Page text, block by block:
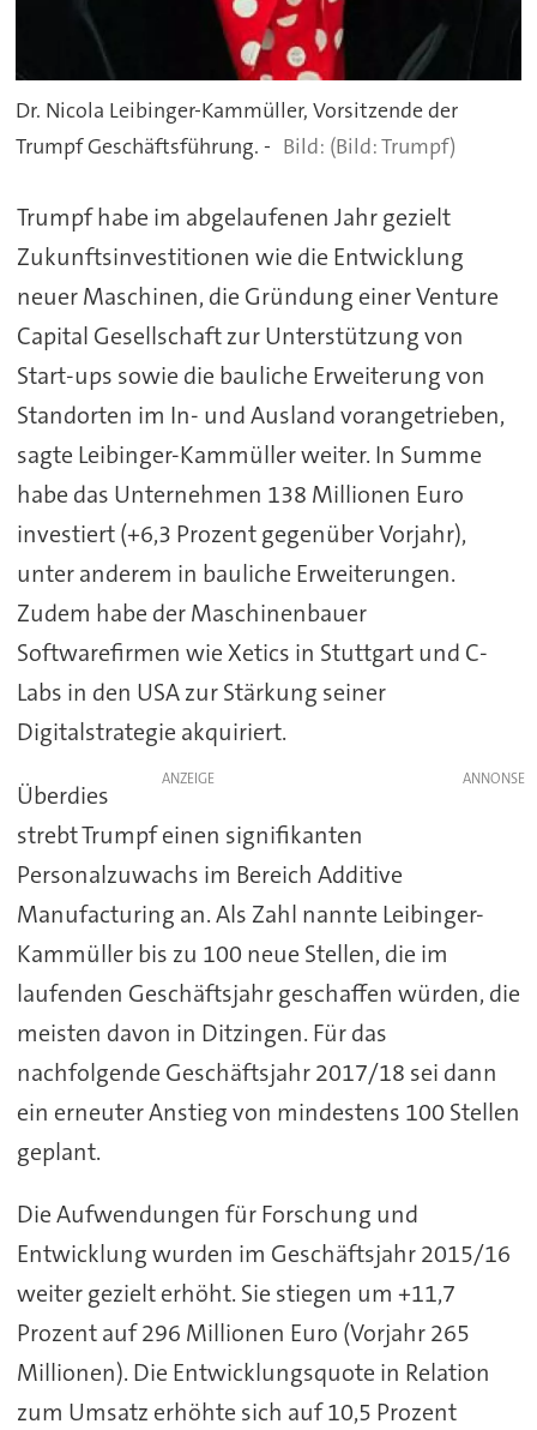
Dr. Nicola Leibinger-Kammüller, Vorsitzende der
Trumpf Geschäftsführung. -
(Bild: Trumpf)
Trumpf habe im abgelaufenen Jahr gezielt
Zukunftsinvestitionen wie die Entwicklung
neuer Maschinen, die Gründung einer Venture
Capital Gesellschaft zur Unterstützung von
Start-ups sowie die bauliche Erweiterung von
Standorten im In- und Ausland vorangetrieben,
sagte Leibinger-Kammüller weiter. In Summe
habe das Unternehmen 138 Millionen Euro
investiert (+6,3 Prozent gegenüber Vorjahr),
unter anderem in bauliche Erweiterungen.
Zudem habe der Maschinenbauer
Softwarefirmen wie Xetics in Stuttgart und C-
Labs in den USA zur Stärkung seiner
Digitalstrategie akquiriert.
ANZEIGE
Überdies
strebt Trumpf einen signifikanten
Personalzuwachs im Bereich Additive
Manufacturing an. Als Zahl nannte Leibinger-
Kammüller bis zu 100 neue Stellen, die im
laufenden Geschäftsjahr geschaffen würden, die
meisten davon in Ditzingen. Für das
nachfolgende Geschäftsjahr 2017/18 sei dann
ein erneuter Anstieg von mindestens 100 Stellen
geplant.
Die Aufwendungen für Forschung und
Entwicklung wurden im Geschäftsjahr 2015/16
weiter gezielt erhöht. Sie stiegen um +11,7
Prozent auf 296 Millionen Euro (Vorjahr 265
Millionen). Die Entwicklungsquote in Relation
zum Umsatz erhöhte sich auf 10,5 Prozent